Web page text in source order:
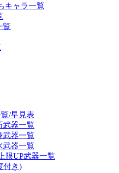
キャラ一覧
覧
/早見表
武器一覧
武器一覧
武器一覧
限UP武器一覧
付き)